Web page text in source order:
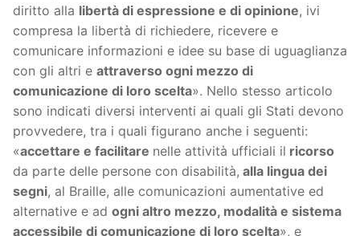
diritto alla libertà di espressione e di opinione, ivi
compresa la libertà di richiedere, ricevere e
comunicare informazioni e idee su base di uguaglianza
con gli altri e attraverso ogni mezzo di
comunicazione di loro scelta». Nello stesso articolo
sono indicati diversi interventi ai quali gli Stati devono
provvedere, tra i quali figurano anche i seguenti:
«accettare e facilitare nelle attività ufficiali il ricorso
da parte delle persone con disabilità, alla lingua dei
segni, al Braille, alle comunicazioni aumentative ed
alternative e ad ogni altro mezzo, modalità e sistema
accessibile di comunicazione di loro scelta», e